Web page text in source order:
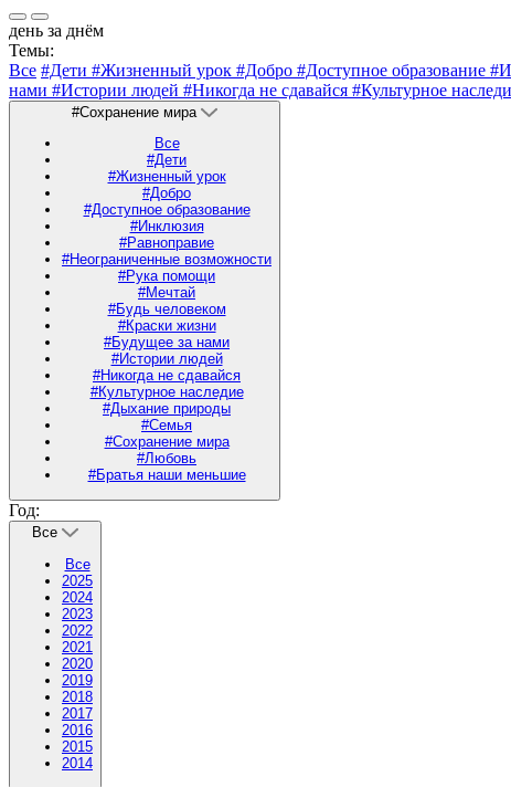
день за днём
Темы:
Все #Дети #Жизненный урок #Добро #Доступное образование
нами #Истории людей #Никогда не сдавайся #Культурное
#Сохранение мира
Все
#Дети
#Жизненный урок
#Добро
#Доступное образование
#Инклюзия
#Равноправие
#Неограниченные возможности
#Рука помощи
#Мечтай
#Будь человеком
#Краски жизни
#Будущее за нами
#Истории людей
#Никогда не сдавайся
#Культурное наследие
#Дыхание природы
#Семья
#Сохранение мира
#Любовь
#Братья наши меньшие
Год:
Все
Все
2025
2024
2023
2022
2021
2020
2019
2018
2017
2016
2015
2014